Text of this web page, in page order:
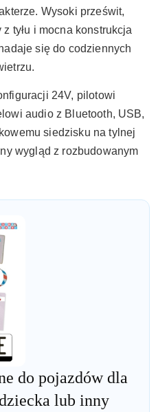
Wysoki prześwit,
tyłu i mocna konstrukcja
się do codziennych
24V, pilotowi
audio z Bluetooth, USB,
siedzisku na tylnej
wygląd z rozbudowanym
do pojazdów dla
lub inny